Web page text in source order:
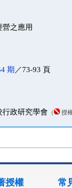
之應用
期 ／73-93 頁
政研究學會 （ 授
授權 常